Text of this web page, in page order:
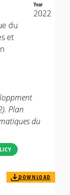
du
et
Year
2022
Plan
du
DOWNLOAD